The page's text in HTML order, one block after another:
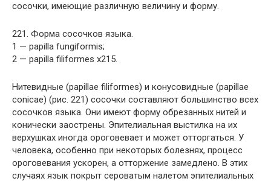
сосочки, имеющие различную величину и форму.
221. Форма сосочков языка.
1 — papilla fungiformis;
2 — papilla filiformes x215.
Нитевидные (papillae filiformes) и конусовидные (papillae
conicae) (рис. 221) сосочки составляют большинство всех
сосочков языка. Они имеют форму обрезанных нитей и
конически заострены. Эпителиальная выстилка на их
верхушках иногда ороговевает и может отторгаться. У
человека, особенно при некоторых болезнях, процесс
ороговевания ускорен, а отторжение замедлено. В этих
случаях язык покрыт сероватым налетом эпителиальных